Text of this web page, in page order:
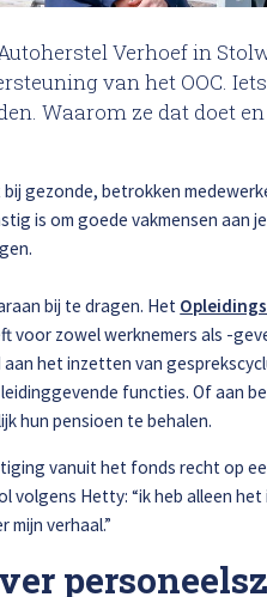
Verhoef in
van het OOC.
Waarom ze dat doet
gezonde, betrokken
is om goede vakmensen aan
bij te dragen. Het
voor zowel werknemers als -
het inzetten van
functies. Of aan
hun pensioen te behalen.
vanuit het fonds recht op
volgens Hetty: “ik heb alleen het
mijn verhaal.”